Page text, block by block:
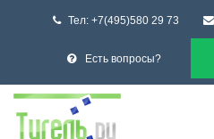
Тел: +7(495)580 29 73
Есть вопросы?